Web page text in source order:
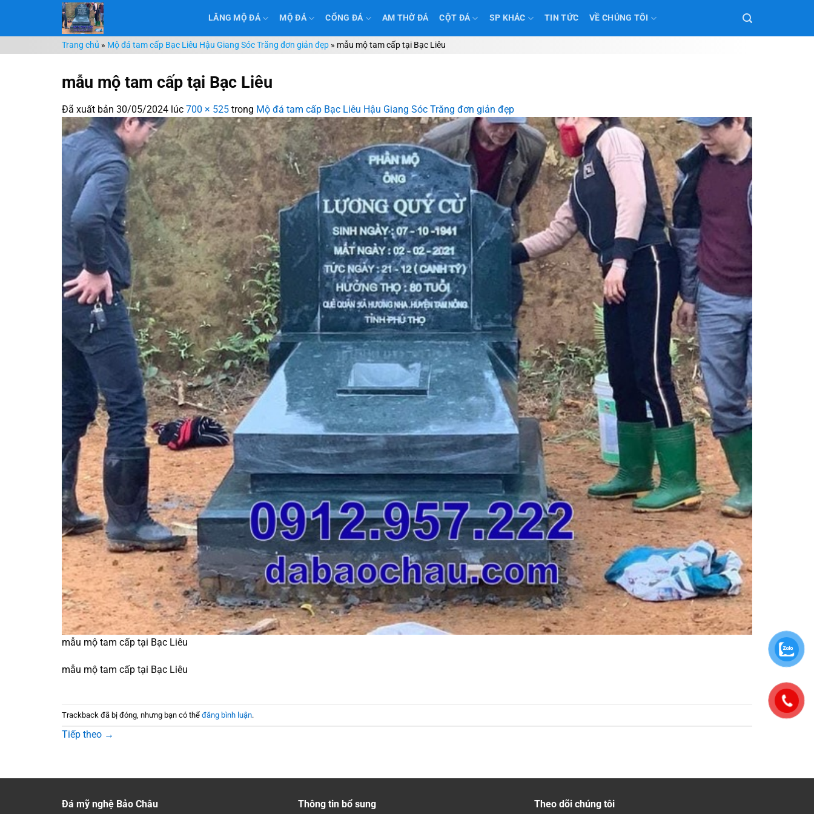
nội
dung
LĂNG MỘ ĐÁ MỘ ĐÁ CỔNG ĐÁ AM THỜ ĐÁ CỘT ĐÁ SP KHÁC TIN TỨC VỀ CHÚNG TÔI
Trang chủ » Mộ đá tam cấp Bạc Liêu Hậu Giang Sóc Trăng đơn giản đẹp » mẫu mộ tam cấp tại Bạc Liêu
mẫu mộ tam cấp tại Bạc Liêu
Đã xuất bản 30/05/2024 lúc 700 × 525 trong Mộ đá tam cấp Bạc Liêu Hậu Giang Sóc Trăng đơn giản đẹp
mẫu mộ tam cấp tại Bạc Liêu
mẫu mộ tam cấp tại Bạc Liêu
Trackback đã bị đóng, nhưng bạn có thể đăng bình luận.
Tiếp theo →
Đá mỹ nghệ Bảo Châu Thông tin bổ sung Theo dõi chúng tôi